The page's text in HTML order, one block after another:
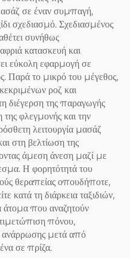
σε έναν συμπαγή,
σχεδιασμό. Σχεδιασμένος
συνήθως
κατασκευή και
εύκολη εφαρμογή σε
Παρά το μικρό του μέγεθος,
ροζ και
διέγερση της παραγωγής
της φλεγμονής και την
λειτουργία μασάζ
στη βελτίωση της
άμεση άνεση μαζί με
Η φορητότητά του
θεραπείας οπουδήποτε,
κατά τη διάρκεια ταξιδιών,
άτομα που αναζητούν
πόνου,
ανάρρωσης μετά από
σε πρίζα.